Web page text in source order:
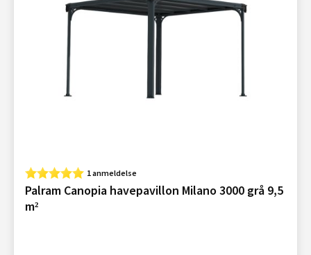
1 anmeldelse
Palram Canopia havepavillon Milano 3000 grå 9,5
m²